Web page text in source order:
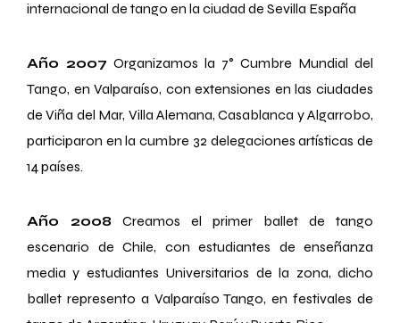
internacional de tango en la ciudad de Sevilla España
Año 2007 Organizamos la 7° Cumbre Mundial del
Tango, en Valparaíso, con extensiones en las ciudades
de Viña del Mar, Villa Alemana, Casablanca y Algarrobo,
participaron en la cumbre 32 delegaciones artísticas de
14 países.
Año 2008 Creamos el primer ballet de tango
escenario de Chile, con estudiantes de enseñanza
media y estudiantes Universitarios de la zona, dicho
ballet represento a Valparaíso Tango, en festivales de